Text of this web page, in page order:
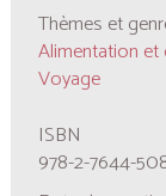
Thèmes et
Alimentation et
Voyage
ISBN
978-2-7644-